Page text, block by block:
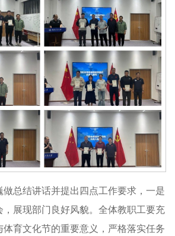
总结讲话并提出四点工作要求，一是
展现部门良好风貌。全体教职工要充
育文化节的重要意义，严格落实任务